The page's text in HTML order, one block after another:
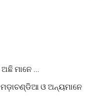
ମାନେ …
ମଡ଼ାଚଣ୍ଡିଆ ଓ ଅନ୍ୟମାନେ